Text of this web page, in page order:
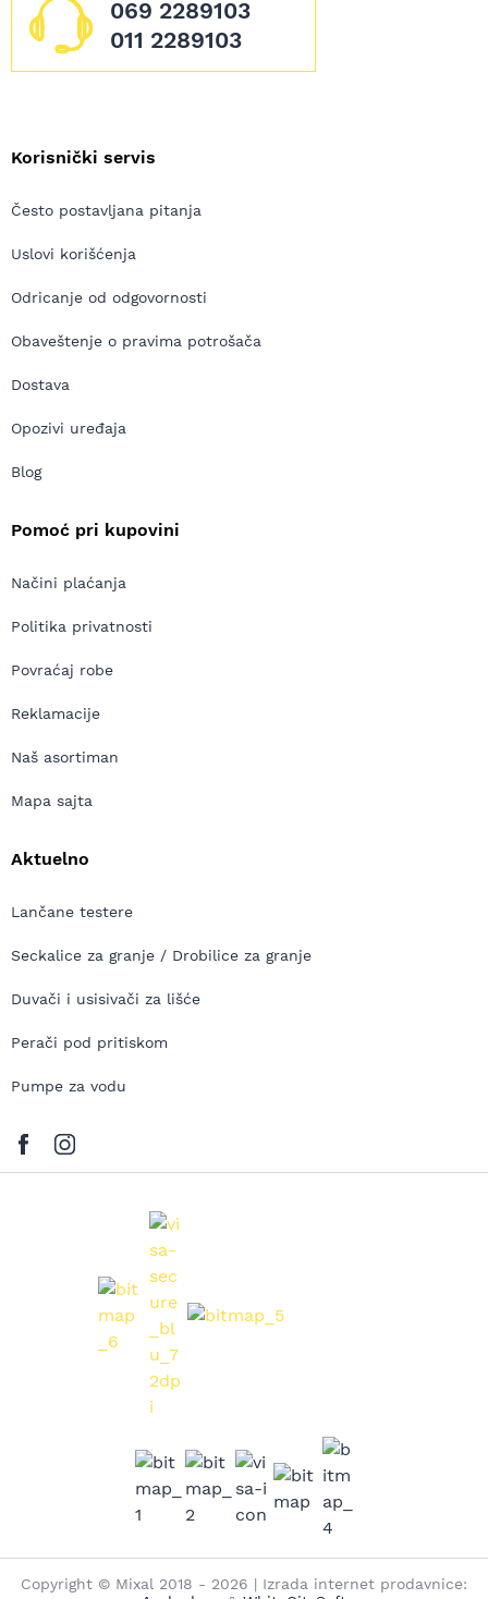
069 2289103
011 2289103
Korisnički servis
Često postavljana pitanja
Uslovi korišćenja
Odricanje od odgovornosti
Obaveštenje o pravima potrošača
Dostava
Opozivi uređaja
Blog
Pomoć pri kupovini
Načini plaćanja
Politika privatnosti
Povraćaj robe
Reklamacije
Naš asortiman
Mapa sajta
Aktuelno
Lančane testere
Seckalice za granje / Drobilice za granje
Duvači i usisivači za lišće
Perači pod pritiskom
Pumpe za vodu
Copyright © Mixal 2018 - 2026 | Izrada internet prodavnice: